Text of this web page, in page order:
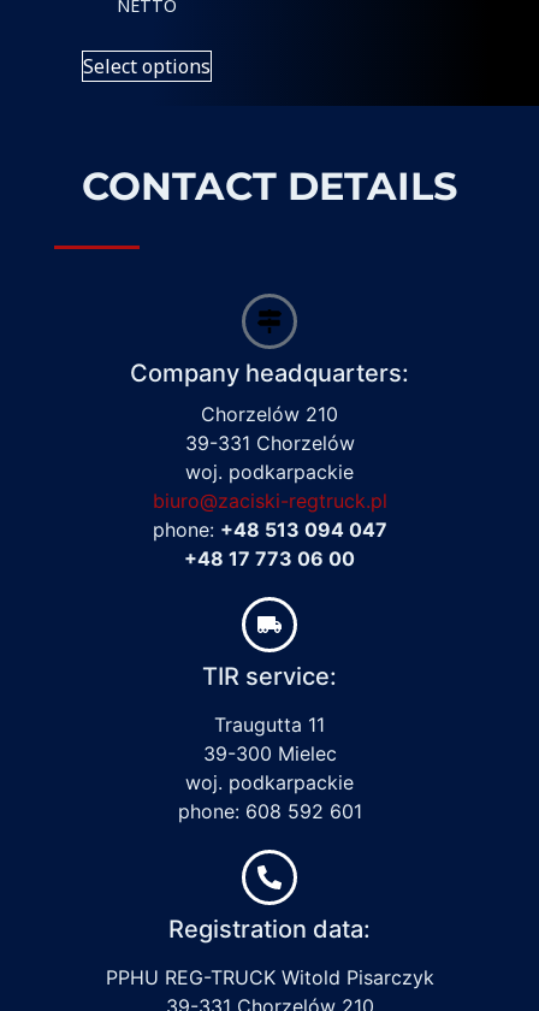
NETTO
Select options
CONTACT DETAILS
Company headquarters:
Chorzelów 210
39-331 Chorzelów
woj. podkarpackie
biuro@zaciski-regtruck.pl
phone: +48 513 094 047
+48 17 773 06 00
TIR service:
Traugutta 11
39-300 Mielec
woj. podkarpackie
phone: 608 592 601
Registration data:
PPHU REG-TRUCK Witold Pisarczyk
39-331 Chorzelów 210